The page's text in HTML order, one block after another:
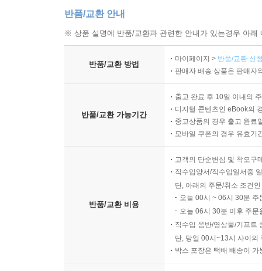
반품/교환 안내
※ 상품 설명에 반품/교환과 관련한 안내가 있는경우 아
반품/교환 방법
마이페이지 > 반품/교환 신
판매자 배송 상품은 판매자
반품/교환 가능기간
출고 완료 후 10일 이내의
디지털 콘텐츠인 eBook의
중고상품의 경우 출고 완료
모바일 쿠폰의 경우 유효기
반품/교환 비용
고객의 단순변심 및 착오구
직수입양서/직수입일서중
단, 아래의 주문/취소 조건
오늘 00시 ~ 06시 30분
오늘 06시 30분 이후 주
직수입 음반/영상물/기프트
단, 당일 00시~13시 사이의
박스 포장은 택배 배송이